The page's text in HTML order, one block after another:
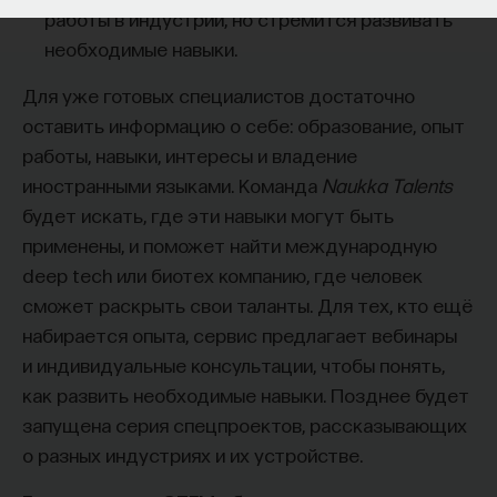
работы в индустрии, но стремится развивать
необходимые навыки.
Для уже готовых специалистов достаточно
оставить информацию о себе: образование, опыт
работы, навыки, интересы и владение
иностранными языками. Команда Naukka Talents
будет искать, где эти навыки могут быть
применены, и поможет найти международную
deep tech или биотех компанию, где человек
сможет раскрыть свои таланты.​ Для тех, кто ещё
набирается опыта, сервис предлагает вебинары
и индивидуальные консультации, чтобы понять,
как развить необходимые навыки. Позднее будет
запущена серия спецпроектов, рассказывающих
о разных индустриях и их устройстве.​